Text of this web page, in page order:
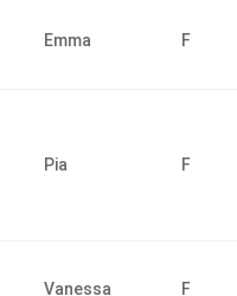
Emma F
Pia F
Vanessa F